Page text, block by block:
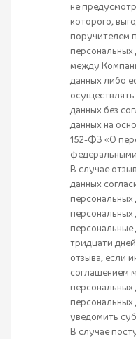
не
которого,
поручителем
между
данных либо
данных без
данных на
152-ФЗ «О
В случае
данных
тридцати
отзыва, если
соглашением
уведомить
В случае